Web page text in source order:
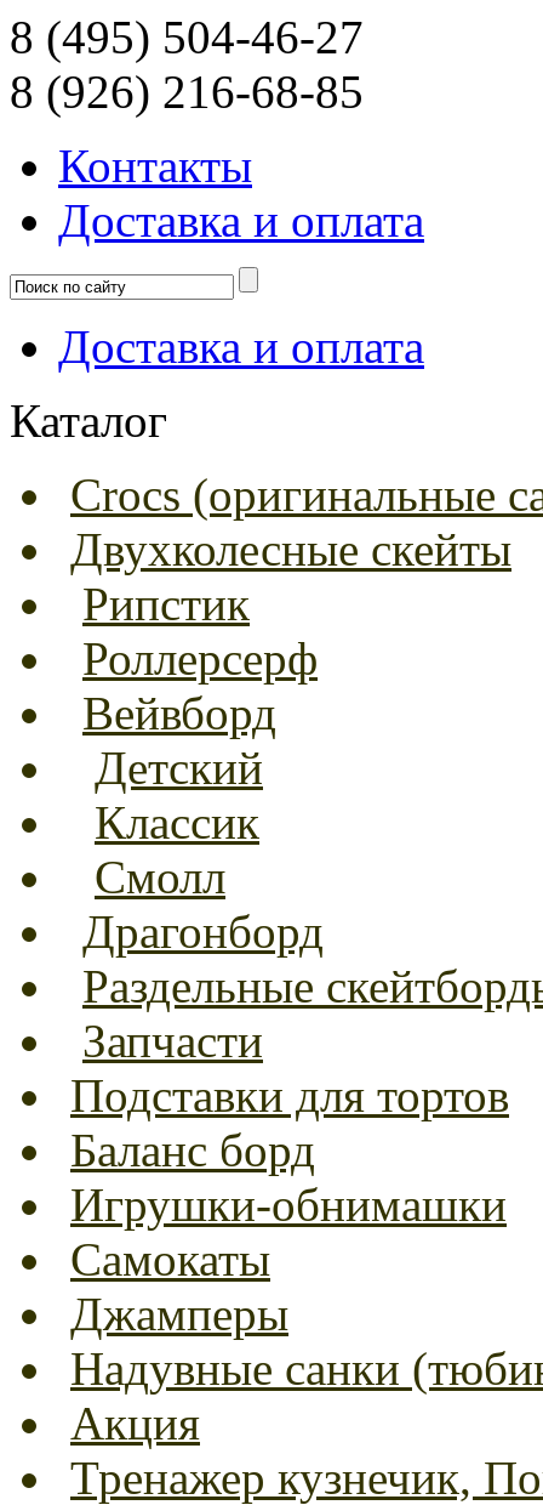
8 (495) 504-46-27
8 (926) 216-68-85
Контакты
Доcтавка и оплата
Доcтавка и оплата
Каталог
Crocs (оригинальные
Двухколесные скейты
Рипстик
Роллерсерф
Вейвборд
Детский
Классик
Смолл
Драгонборд
Раздельные
Запчасти
Подставки для тортов
Баланс борд
Игрушки-обнимашки
Самокаты
Джамперы
Надувные санки
Акция
Тренажер кузнечик,